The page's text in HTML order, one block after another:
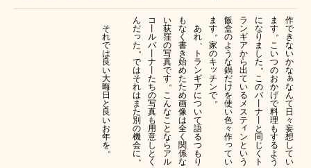
作
で
き
な
い
か
な
ぁ
な
ん
て
日
々
妄
想
し
て
い
ま
す。
こ
い
つ
の
お
か
げ
で
料
理
も
す
る
よ
う
に
な
り
ま
し
た。
こ
の
バ
ナ
と
同
じ
く
ト
ラ
ン
ギ
ア
か
ら
出
て
い
る
メ
ス
テ
ィ
ン
と
い
う
飯
盒
の
よ
う
な
鍋
だ
け
を
使
い
色
々
作
っ
て
い
ま
す。
家
の
キ
ッ
チ
ン
で。
あ
れ、
ト
ラ
ン
ギ
ア
に
つ
い
て
語
る
つ
も
り
も
な
く
書
き
始
め
た
た
め
画
像
は
全
く
関
係
な
い
荻
窪
の
写
真
で
す。
こ
ん
な
こ
と
な
ら
ア
ル
コ
ル
バ
ナ
た
ち
の
写
真
も
用
意
し
と
く
ん
だ
っ
た。
で
は
そ
れ
は
ま
た
別
の
機
会
に。
そ
れ
で
は
良
い
大
晦
日
と
良
い
お
年
を。